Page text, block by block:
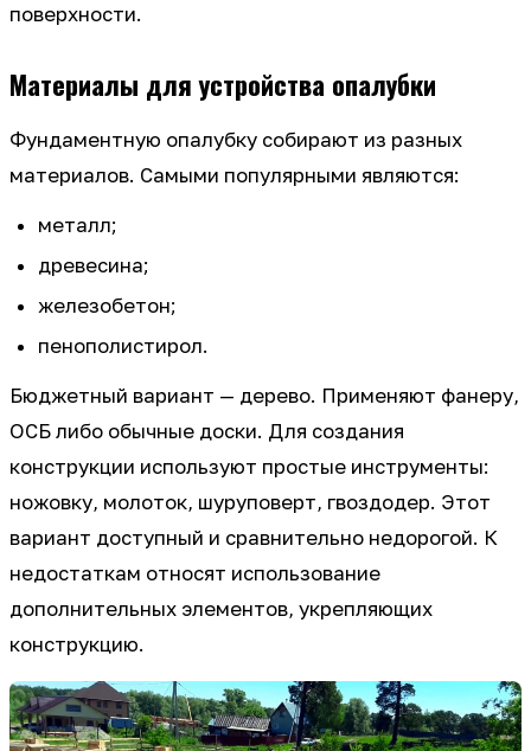
поверхности.
Материалы для устройства опалубки
Фундаментную опалубку собирают из разных
материалов. Самыми популярными являются:
металл;
древесина;
железобетон;
пенополистирол.
Бюджетный вариант — дерево. Применяют фанеру,
ОСБ либо обычные доски. Для создания
конструкции используют простые инструменты:
ножовку, молоток, шуруповерт, гвоздодер. Этот
вариант доступный и сравнительно недорогой. К
недостаткам относят использование
дополнительных элементов, укрепляющих
конструкцию.